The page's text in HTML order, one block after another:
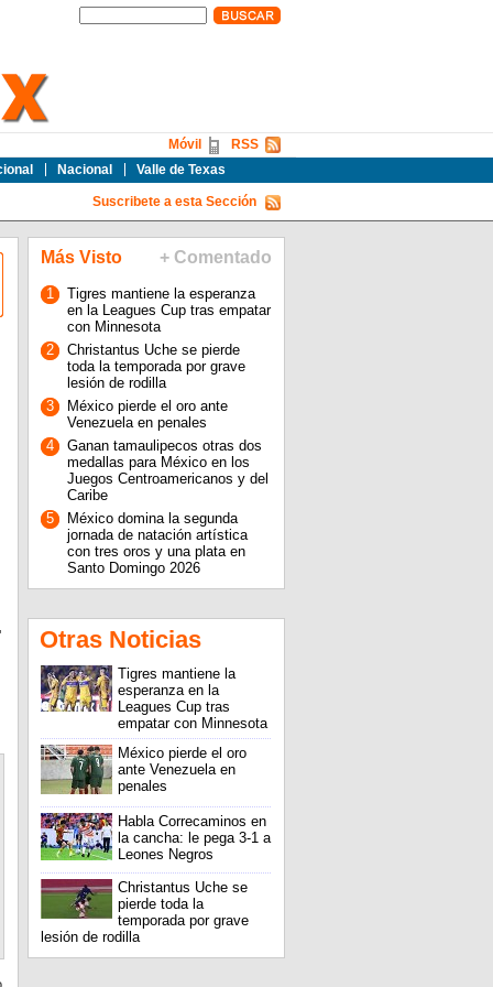
Nacional Valle de Texas
RSS
Móvil
Suscribete a esta Sección
Más Visto + Comentado
1
Tigres mantiene la esperanza
en la Leagues Cup tras empatar
con Minnesota
2
Christantus Uche se pierde
toda la temporada por grave
lesión de rodilla
3
México pierde el oro ante
Venezuela en penales
4
Ganan tamaulipecos otras dos
medallas para México en los
Juegos Centroamericanos y del
Caribe
5
México domina la segunda
jornada de natación artística
con tres oros y una plata en
Santo Domingo 2026
Otras Noticias
Tigres mantiene la
esperanza en la
Leagues Cup tras
empatar con Minnesota
México pierde el oro
ante Venezuela en
penales
Habla Correcaminos en
la cancha: le pega 3-1 a
Leones Negros
Christantus Uche se
pierde toda la
temporada por grave
lesión de rodilla